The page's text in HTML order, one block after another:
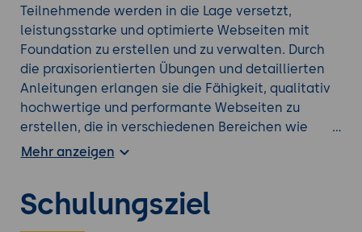
Teilnehmende werden in die Lage versetzt,
leistungsstarke und optimierte Webseiten mit
Foundation zu erstellen und zu verwalten. Durch
die praxisorientierten Übungen und detaillierten
Anleitungen erlangen sie die Fähigkeit, qualitativ
hochwertige und performante Webseiten zu
erstellen, die in verschiedenen Bereichen wie
Unternehmenswebseiten, E-Commerce, und
und zur Sicherstellung der Performance und
Skalierbarkeit von Webprojekten bei.
Mehr anzeigen
Schulungsziel